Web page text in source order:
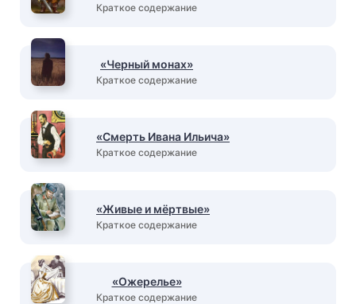
Краткое содержание
«Черный монах»
Краткое содержание
«Смерть Ивана Ильича»
Краткое содержание
«Живые и мёртвые»
Краткое содержание
«Ожерелье»
Краткое содержание